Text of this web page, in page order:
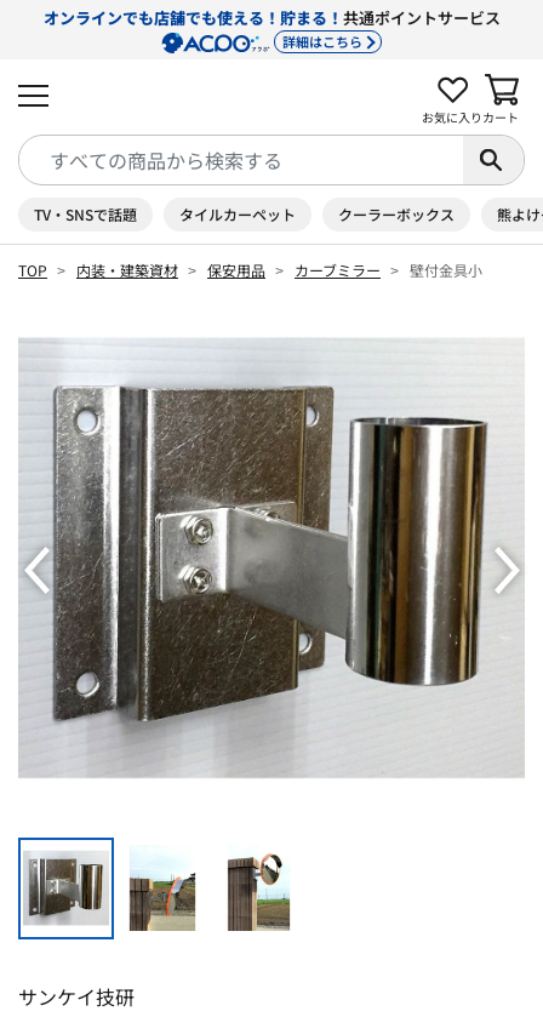
オンラインでも店舗でも使える！貯まる！ 共通ポイントサービス
詳細はこちら
お気に入り カート
TV・SNSで話題 タイルカーペット クーラーボックス 熊よ
TOP 内装・建築資材 保安用品 カーブミラー 壁付金具小
サンケイ技研